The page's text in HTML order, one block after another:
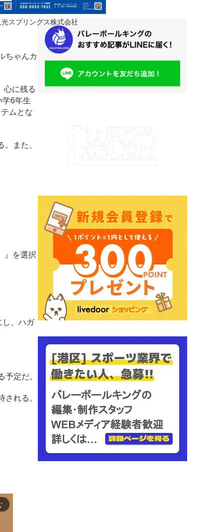
スプリングス株式会社
ちゃんカ
心に残る
学6年生
ムとな
また、
』を選択
し、ハガ
定だ。
れる。